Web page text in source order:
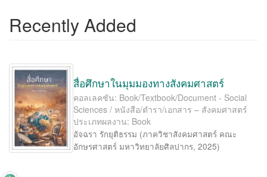
Recently Added
สื่อศึกษาในมุมมองทางสังคมศาสตร์
คอลเลคชัน: Book/Textbook/Document - Social
Sciences / หนังสือ/ตำรา/เอกสาร – สังคมศาสตร์
ประเภทผลงาน: Book
อัจฉรา รักยุติธรรม (ภาควิชาสังคมศาสตร์ คณะ
อักษรศาสตร์ มหาวิทยาลัยศิลปากร, 2025)